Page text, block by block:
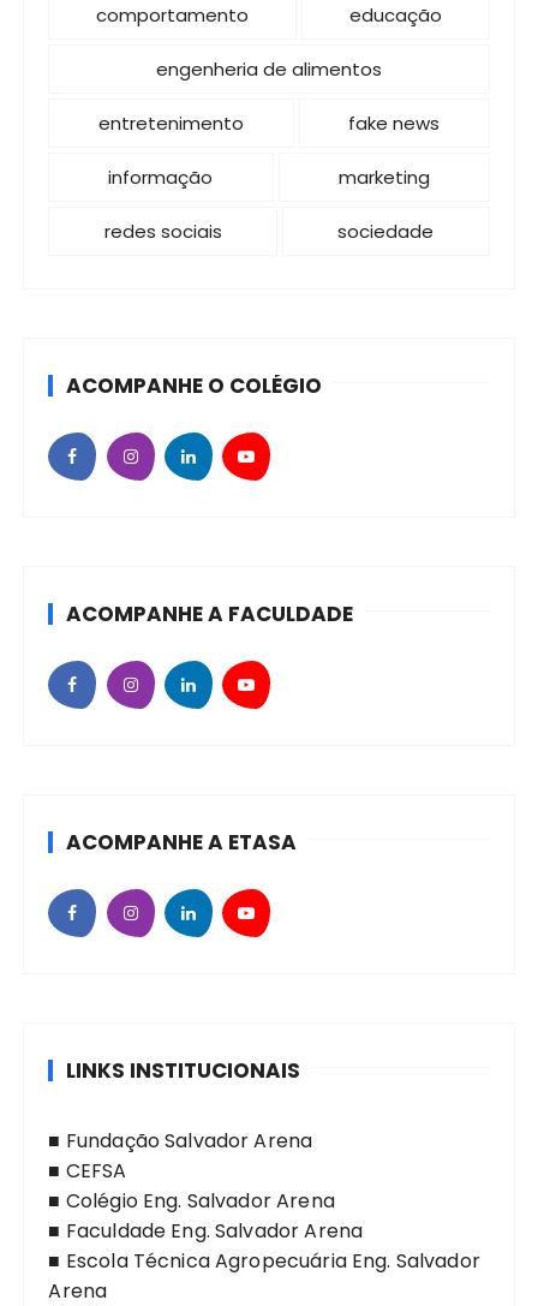
comportamento educação
engenheria de alimentos
entretenimento fake news
informação marketing
redes sociais sociedade
ACOMPANHE O COLÉGIO
ACOMPANHE A FACULDADE
ACOMPANHE A ETASA
LINKS INSTITUCIONAIS
■ Fundação Salvador Arena
■ CEFSA
■ Colégio Eng. Salvador Arena
■ Faculdade Eng. Salvador Arena
■ Escola Técnica Agropecuária Eng. Salvador
Arena